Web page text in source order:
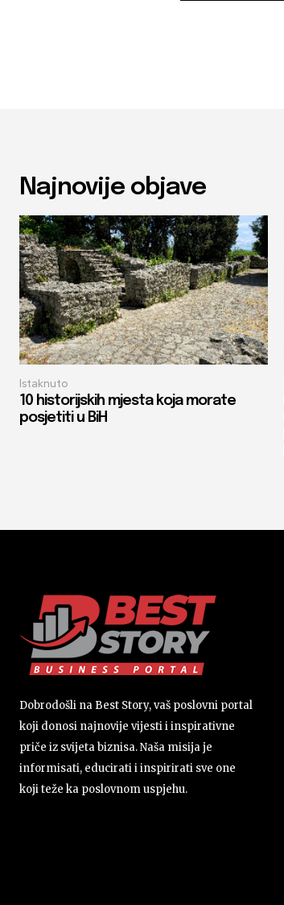
Najnovije objave
Istaknuto
10 historijskih mjesta koja morate
posjetiti u BiH
Dobrodošli na Best Story, vaš poslovni portal
koji donosi najnovije vijesti i inspirativne
priče iz svijeta biznisa. Naša misija je
informisati, educirati i inspirirati sve one
koji teže ka poslovnom uspjehu.